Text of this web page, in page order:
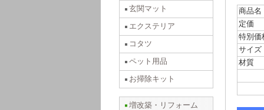
玄関マット
エクステリア
コタツ
ペット用品
お掃除キット
増改築・リフォーム
商品名
定価
特別価
サイズ
材質